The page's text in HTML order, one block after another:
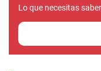
Lo que necesitas